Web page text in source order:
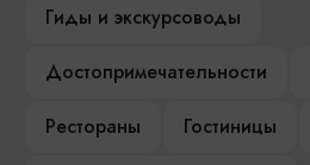
Гиды и экскурсоводы
Достопримечательности
Рестораны
Гостиницы